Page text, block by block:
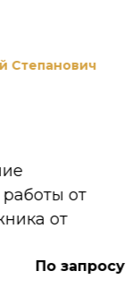
Степанович
от
от
По запросу